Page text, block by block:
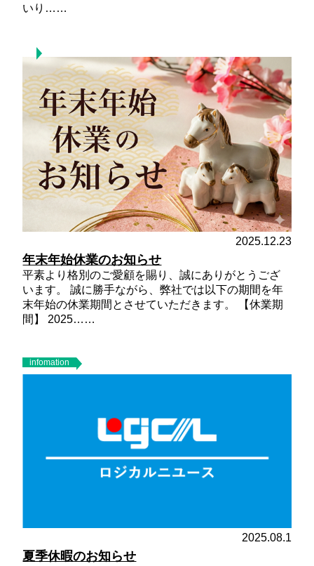
いり……
2025.12.23
年末年始休業のお知らせ
平素より格別のご愛顧を賜り、誠にありがとうござ
います。 誠に勝手ながら、弊社では以下の期間を年
末年始の休業期間とさせていただきます。
【休業期
間】
2025……
infomation
2025.08.1
夏季休暇のお知らせ